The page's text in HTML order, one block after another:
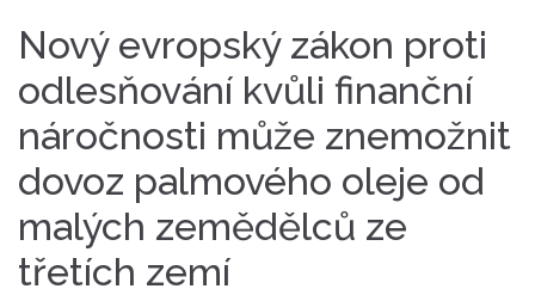
Nový evropský zákon proti
odlesňování kvůli finanční
náročnosti může znemožnit
dovoz palmového oleje od
malých zemědělců ze
třetích zemí